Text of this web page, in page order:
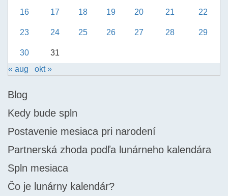
16 17 18 19 20 21 22
23 24 25 26 27 28 29
30
31
« aug
okt »
Blog
Kedy bude spln
Postavenie mesiaca pri narodení
Partnerská zhoda podľa lunárneho kalendára
Spln mesiaca
Čo je lunárny kalendár?